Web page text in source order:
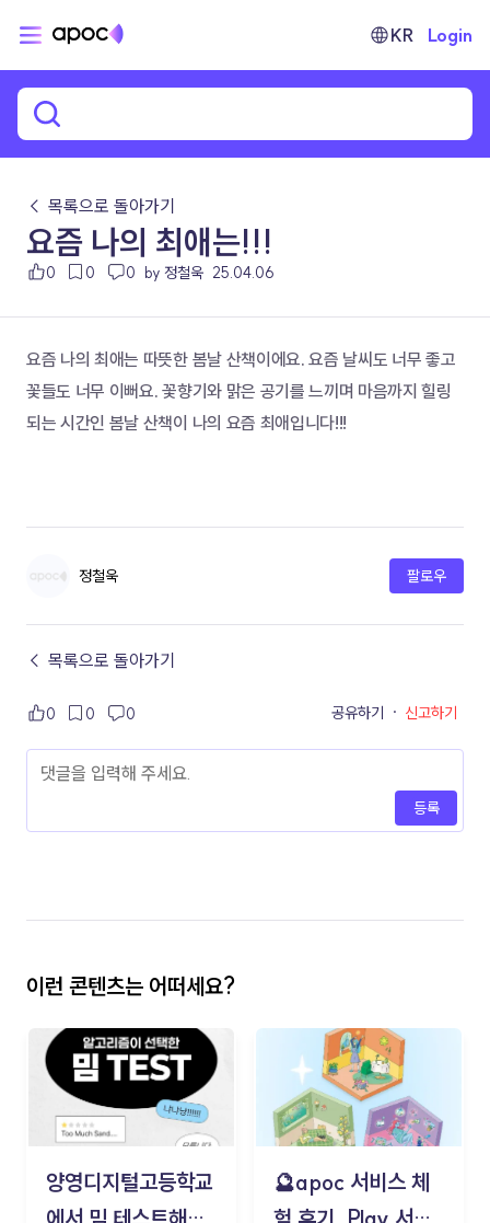
KR Login
← 목록으로 돌아가기
요즘 나의 최애는!!!
0 0 0 by 정철욱 25.04.06
요즘 나의 최애는 따뜻한 봄날 산책이에요. 요즘 날씨도 너무 좋고
꽃들도 너무 이뻐요. 꽃향기와 맑은 공기를 느끼며 마음까지 힐링
되는 시간인 봄날 산책이 나의 요즘 최애입니다!!!
정철욱 팔로우
← 목록으로 돌아가기
0 0 0 공유하기 · 신고하기
등록
이런 콘텐츠는 어떠세요?
양영디지털고등학교
🔮apoc 서비스 체